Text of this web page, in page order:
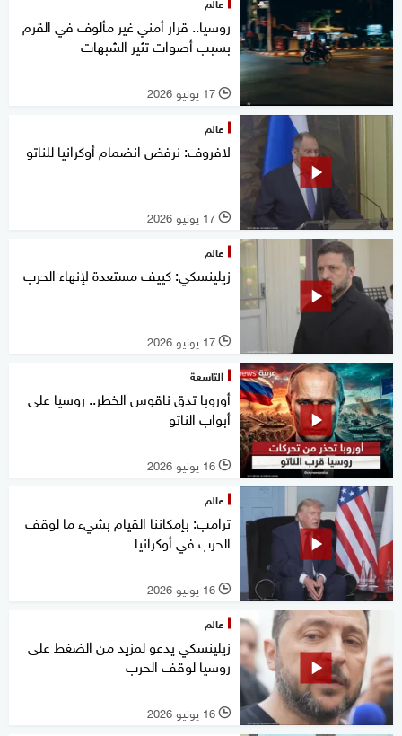
روسيا.. قرار أمني غير مألوف في القرم
بسبب أصوات تثير الشبهات
l 17 يونيو 2026
عالم
لافروف: نرفض انضمام أوكرانيا للناتو
l 17 يونيو 2026
عالم
زيلينسكي: كييف مستعدة لإنهاء الحرب
l 17 يونيو 2026
التاسعة
أوروبا تدق ناقوس الخطر.. روسيا على
أبواب الناتو
l 16 يونيو 2026
عالم
ترامب: بإمكاننا القيام بشيء ما لوقف
الحرب في أوكرانيا
l 16 يونيو 2026
عالم
زيلينسكي يدعو لمزيد من الضغط على
روسيا لوقف الحرب
l 16 يونيو 2026